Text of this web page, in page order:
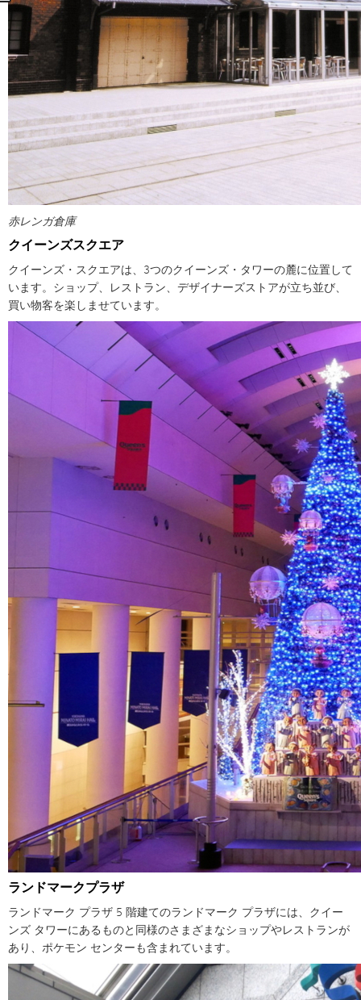
赤レンガ倉庫
クイーンズスクエア
クイーンズ・スクエアは、3つのクイーンズ・タワーの麓に位置して
います。ショップ、レストラン、デザイナーズストアが立ち並び、
買い物客を楽しませています。
ランドマークプラザ
ランドマーク プラザ 5 階建てのランドマーク プラザには、クイー
ンズ タワーにあるものと同様のさまざまなショップやレストランが
あり、ポケモン センターも含まれています。